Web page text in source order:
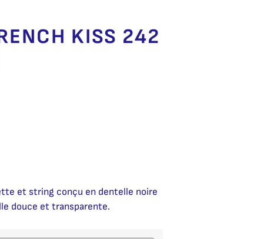
KISS 242
et string conçu en dentelle noire
douce et transparente.